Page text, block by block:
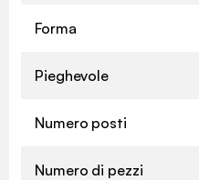
Forma
Pieghevole
Numero posti
Numero di pezzi